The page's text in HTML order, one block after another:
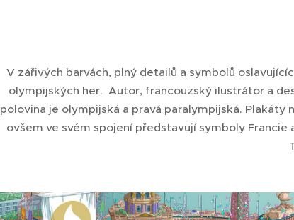
V zářivých barvách, plný detailů a symbolů
olympijských her. Autor, francouzský ilustrátor a
polovina je olympijská a pravá paralympijská.
ovšem ve svém spojení představují symboly Francie